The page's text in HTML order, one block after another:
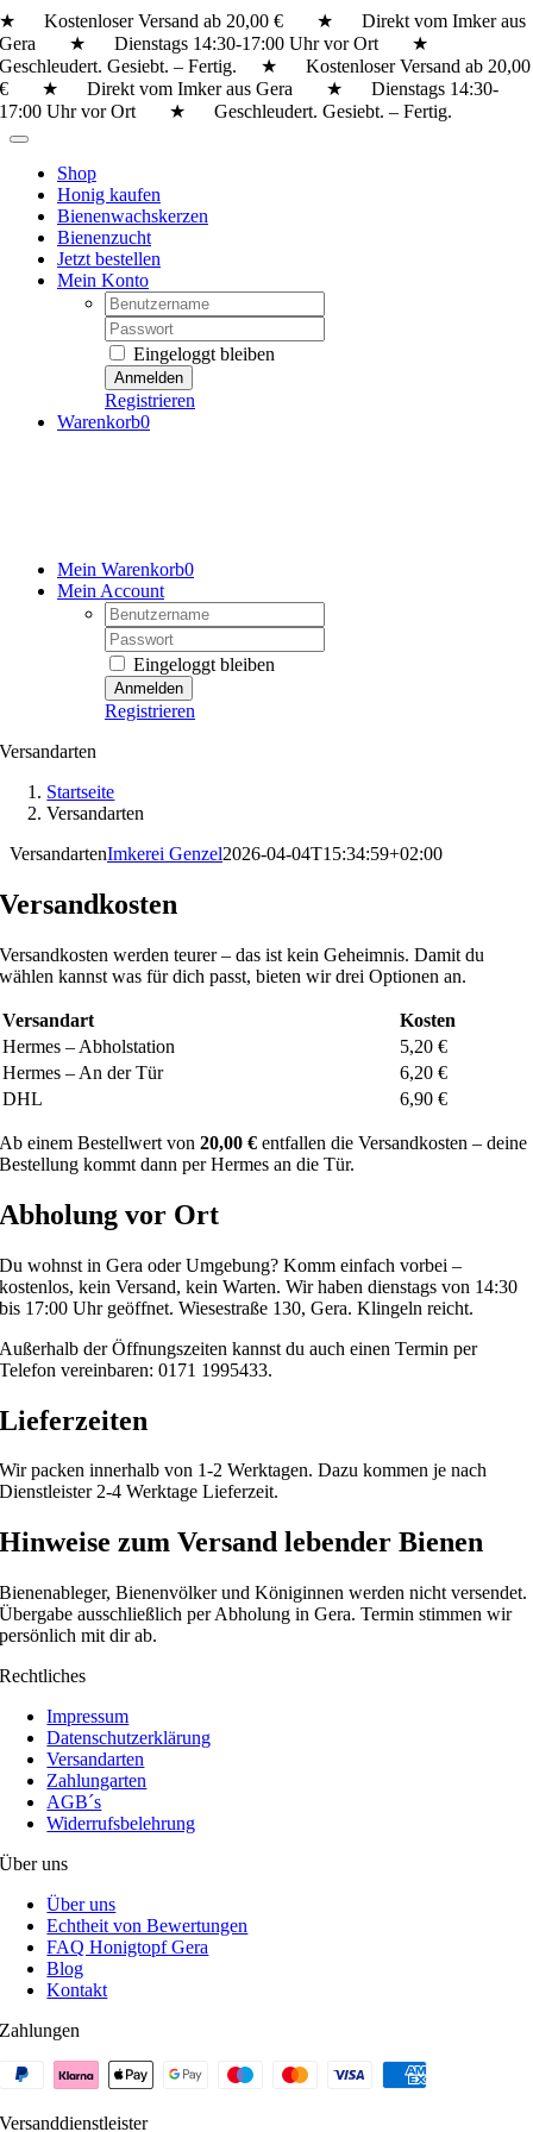
Zum
Inhalt
springen
★ Kostenloser Versand ab 20,00 € ★ Direkt vom Imker aus
Gera ★ Dienstags 14:30-17:00 Uhr vor Ort ★
Geschleudert. Gesiebt. – Fertig. ★ Kostenloser Versand ab 20,00
€ ★ Direkt vom Imker aus Gera ★ Dienstags 14:30-
17:00 Uhr vor Ort ★ Geschleudert. Gesiebt. – Fertig.
Toggle
Navigation
Shop
Honig kaufen
Bienenwachskerzen
Bienenzucht
Jetzt bestellen
Mein Konto
Username:
Password:
Eingeloggt bleiben
Registrieren
Warenkorb0
Mein Warenkorb0
Mein Account
Username:
Password:
Eingeloggt bleiben
Registrieren
Versandarten
Startseite
Versandarten
VersandartenImkerei Genzel2026-04-04T15:34:59+02:00
Versandkosten
Versandkosten werden teurer – das ist kein Geheimnis. Damit du
wählen kannst was für dich passt, bieten wir drei Optionen an.
Versandart
Kosten
Hermes – Abholstation
5,20 €
Hermes – An der Tür
6,20 €
DHL
6,90 €
Ab einem Bestellwert von20,00 € entfallen die Versandkosten – deine
Bestellung kommt dann per Hermes an die Tür.
Abholung vor Ort
Du wohnst in Gera oder Umgebung? Komm einfach vorbei –
kostenlos, kein Versand, kein Warten. Wir haben dienstags von 14:30
bis 17:00 Uhr geöffnet. Wiesestraße 130, Gera. Klingeln reicht.
Außerhalb der Öffnungszeiten kannst du auch einen Termin per
Telefon vereinbaren: 0171 1995433.
Lieferzeiten
Wir packen innerhalb von 1-2 Werktagen. Dazu kommen je nach
Dienstleister 2-4 Werktage Lieferzeit.
Hinweise zum Versand lebender Bienen
Bienenableger, Bienenvölker und Königinnen werden nicht versendet.
Übergabe ausschließlich per Abholung in Gera. Termin stimmen wir
persönlich mit dir ab.
Rechtliches
Impressum
Datenschutzerklärung
Versandarten
Zahlungarten
AGB´s
Widerrufsbelehrung
Über uns
Über uns
Echtheit von Bewertungen
FAQ Honigtopf Gera
Blog
Kontakt
Zahlungen
Versanddienstleister